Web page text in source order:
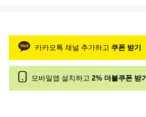
카카오톡 채널 추가하고 쿠폰 받기
모바일앱 설치하고 2% 더블쿠폰 받기